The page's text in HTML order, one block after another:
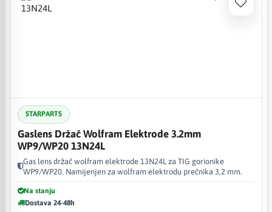
STARPARTS
Gaslens Držač Wolfram Elektrode 3.2mm
WP9/WP20 13N24L
Gas lens držač wolfram elektrode 13N24L za TIG gorionike
WP9/WP20. Namijenjen za wolfram elektrodu prečnika 3,2 mm.
Na stanju
Dostava 24-48h